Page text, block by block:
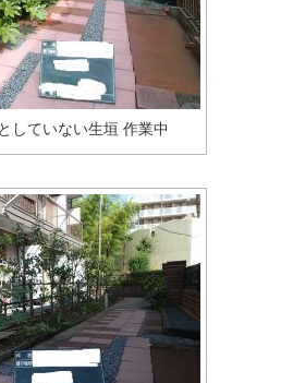
していない生垣 作業中